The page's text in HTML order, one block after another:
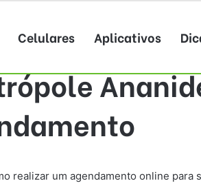
Celulares Aplicativos
realizar um agendamento online para